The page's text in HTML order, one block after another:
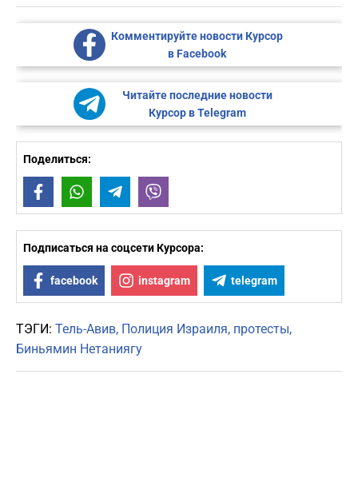
Комментируйте новости Курсор
в Facebook
Читайте последние новости
Курсор в Telegram
Поделиться:
FacebookWhatsAppTelegram
Подписаться на соцсети Курсора:
facebook instagram telegram
ТЭГИ: Тель-Авив Полиция Израиля протесты
Биньямин Нетаниягу